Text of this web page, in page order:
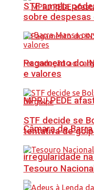
MPRJ PEDE
Câmara de
irregularidade
STF amplia
sobre
Pagamento do
e valores
STF decide se
tentativa de
Tesouro